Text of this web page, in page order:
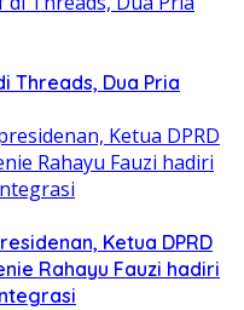
Threads, Dua Pria
Ketua DPRD
Rahayu Fauzi hadiri